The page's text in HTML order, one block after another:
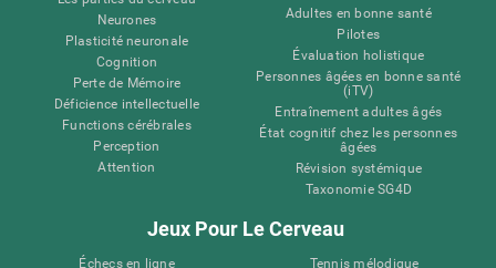
Neurones
Plasticité neuronale
Cognition
Perte de Mémoire
Déficience intellectuelle
Functions cérébrales
Perception
Attention
Adultes en bonne santé
Pilotes
Évaluation holistique
Personnes âgées en bonne santé
(iTV)
Entraînement adultes âgés
État cognitif chez les personnes
âgées
Révision systémique
Taxonomie SG4D
Jeux Pour Le Cerveau
Échecs en ligne
Tennis mélodique